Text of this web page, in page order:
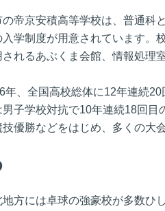
帝京安積高等学校は、普通科
入学制度が用意されています。
れるあぶくま会館、情報処理
年、全国高校総体に12年連続
子学校対抗で10年連続18回
技優勝などをはじめ、多くの大
方には卓球の強豪校が多数ひ